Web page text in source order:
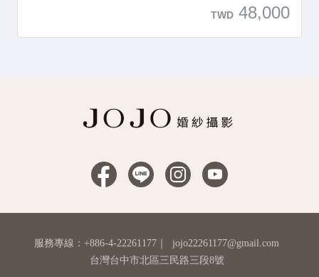
TWD 48,000
服務專線：+886-4-22261177
jojo22261177@gmail.com
台灣台中市北區三民路三段8號